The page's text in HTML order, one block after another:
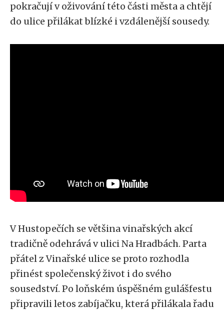
pokračují v oživování této části města a chtějí
do ulice přilákat blízké i vzdálenější sousedy.
V Hustopečích se většina vinařských akcí
tradičně odehrává v ulici Na Hradbách. Parta
přátel z Vinařské ulice se proto rozhodla
přinést společenský život i do svého
sousedství. Po loňském úspěšném gulášfestu
připravili letos zabíjačku, která přilákala řadu